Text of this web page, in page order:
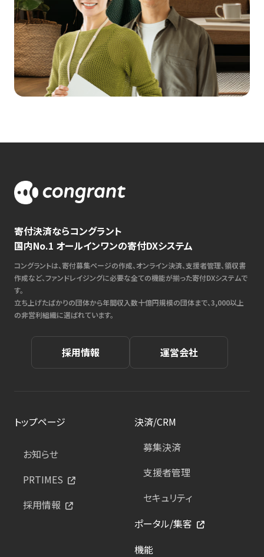
寄付決済ならコングラント
国内No.1 オールインワンの寄付DXシステム
コングラントは、寄付募集ページの作成、オンライン決済、支援者管理、領収書
作成など、ファンドレイジングに必要な全ての機能が揃った寄付DXシステムで
す。
立ち上げたばかりの団体から年間収入数十億円規模の団体まで、3,000以上
の非営利組織に選ばれています。
採用情報 運営会社
トップページ
お知らせ
PRTIMES
採用情報
決済/CRM
募集決済
支援者管理
セキュリティ
ポータル/集客
機能